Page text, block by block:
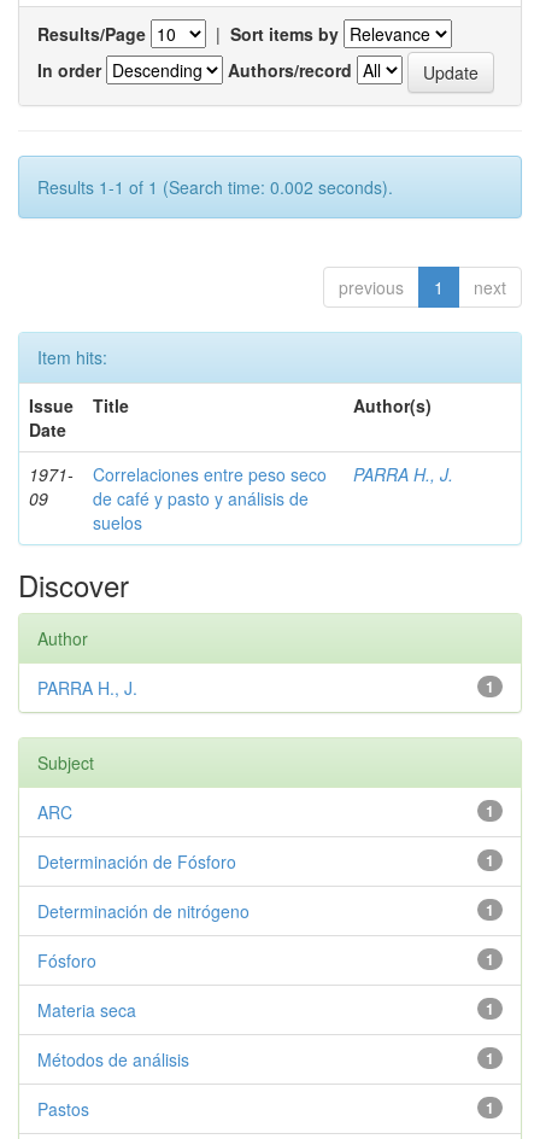
Results/Page | Sort items by
In order
Authors/record
Results 1-1 of 1 (Search time: 0.002 seconds).
previous 1 next
Item hits:
Issue
Date
Title Author(s)
1971-
09
Correlaciones entre peso seco
de café y pasto y análisis de
suelos
PARRA H., J.
Discover
Author
1
PARRA H., J.
Subject
1
ARC
1
Determinación de Fósforo
1
Determinación de nitrógeno
1
Fósforo
1
Materia seca
1
Métodos de análisis
1
Pastos